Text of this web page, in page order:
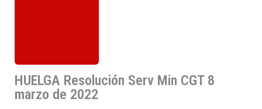
HUELGA Resolución Serv Min CGT 8
marzo de 2022